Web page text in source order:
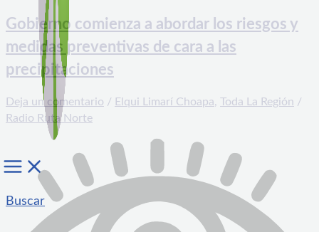
Buscar
Gobierno comienza a abordar los riesgos y
medidas preventivas de cara a las
precipitaciones
Deja un comentario / Elqui Limarí Choapa, Toda La Región /
Radio Ruta Norte